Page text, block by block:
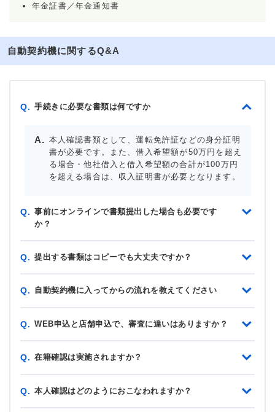
年金証書／年金通知書
自動契約機に関するQ&A
Q. 手続きに必要な書類は何ですか
本人確認書類として、運転免許証などの身分証明
書が必要です。また、借入希望額が50万円を超え
る場合・他社借入と借入希望額の合計が100万円
を超える場合は、収入証明書が必要となります。
Q. 事前にオンラインで書類提出した場合も必要です
か？
Q. 提出する書類はコピーでも大丈夫ですか？
Q. 自動契約機に入ってからの流れを教えてください
Q. WEB申込と店舗申込で、審査に違いはありますか？
Q. 在籍確認は実施されますか？
Q. 本人確認はどのようにおこなわれますか？